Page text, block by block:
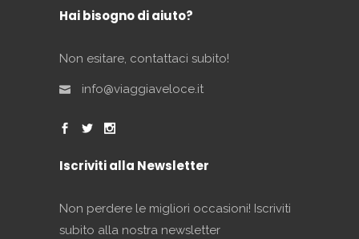
Hai bisogno di aiuto?
Non esitare, contattaci subito!
info@viaggiaveloce.it
Iscriviti alla Newsletter
Non perdere le migliori occasioni! Iscriviti
subito alla nostra newsletter